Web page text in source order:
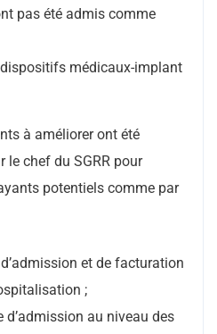
pas été admis comme
médicaux-implant
à améliorer ont été
le chef du SGRR pour
potentiels comme par
et de facturation
;
d’admission au niveau des